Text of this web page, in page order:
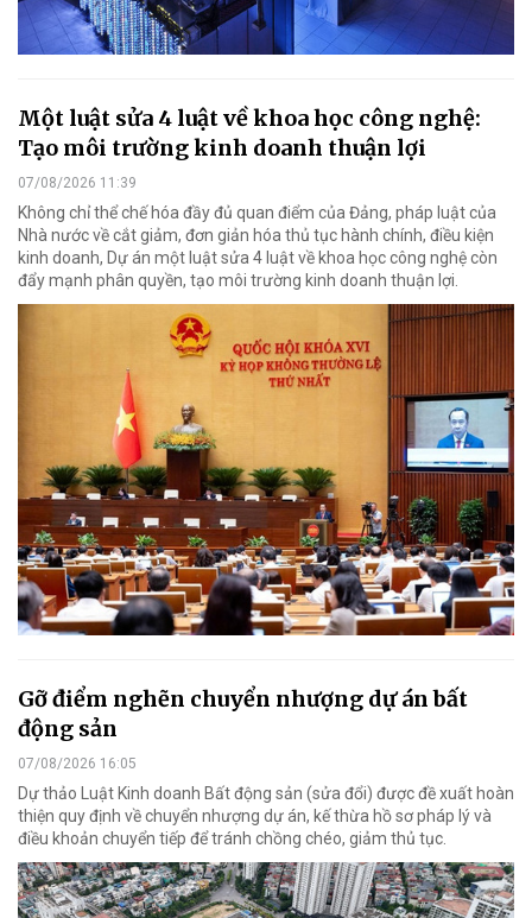
Một luật sửa 4 luật về khoa học công nghệ:
Tạo môi trường kinh doanh thuận lợi
07/08/2026 11:39
Không chỉ thể chế hóa đầy đủ quan điểm của Đảng, pháp luật của
Nhà nước về cắt giảm, đơn giản hóa thủ tục hành chính, điều kiện
kinh doanh, Dự án một luật sửa 4 luật về khoa học công nghệ còn
đẩy mạnh phân quyền, tạo môi trường kinh doanh thuận lợi.
Gỡ điểm nghẽn chuyển nhượng dự án bất
động sản
07/08/2026 16:05
Dự thảo Luật Kinh doanh Bất động sản (sửa đổi) được đề xuất hoàn
thiện quy định về chuyển nhượng dự án, kế thừa hồ sơ pháp lý và
điều khoản chuyển tiếp để tránh chồng chéo, giảm thủ tục.